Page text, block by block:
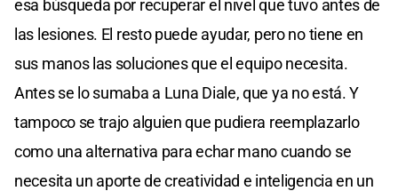
esa búsqueda por recuperar el nivel que tuvo antes de
las lesiones. El resto puede ayudar, pero no tiene en
sus manos las soluciones que el equipo necesita.
Antes se lo sumaba a Luna Diale, que ya no está. Y
tampoco se trajo alguien que pudiera reemplazarlo
como una alternativa para echar mano cuando se
necesita un aporte de creatividad e inteligencia en un